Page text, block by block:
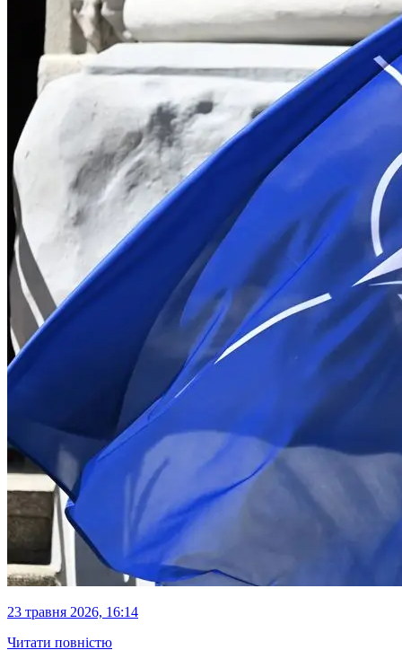
23 травня 2026, 16:14
Читати повністю